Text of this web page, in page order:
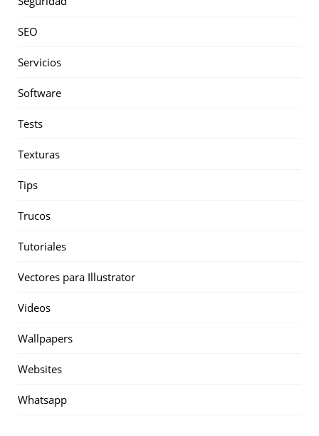
SEO
Servicios
Software
Tests
Texturas
Tips
Trucos
Tutoriales
Vectores para Illustrator
Videos
Wallpapers
Websites
Whatsapp